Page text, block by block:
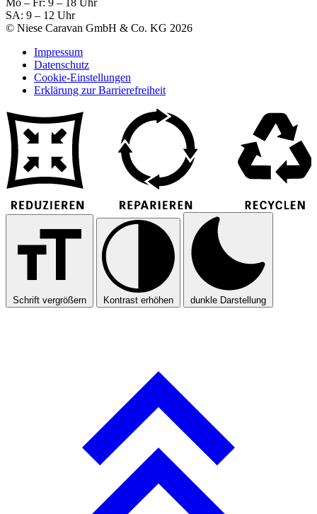
SA: 9 – 12 Uhr
© Niese Caravan GmbH & Co. KG 2026
Impressum
Datenschutz
Cookie-Einstellungen
Erklärung zur Barrierefreiheit
Schrift vergrößern Kontrast erhöhen dunkle Darstellung